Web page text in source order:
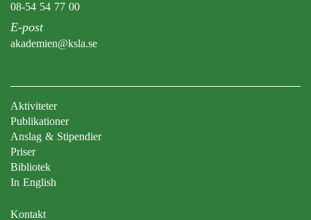
08-54 54 77 00
E-post
akademien@ksla.se
Aktiviteter
Publikationer
Anslag & Stipendier
Priser
Bibliotek
In English
Kontakt